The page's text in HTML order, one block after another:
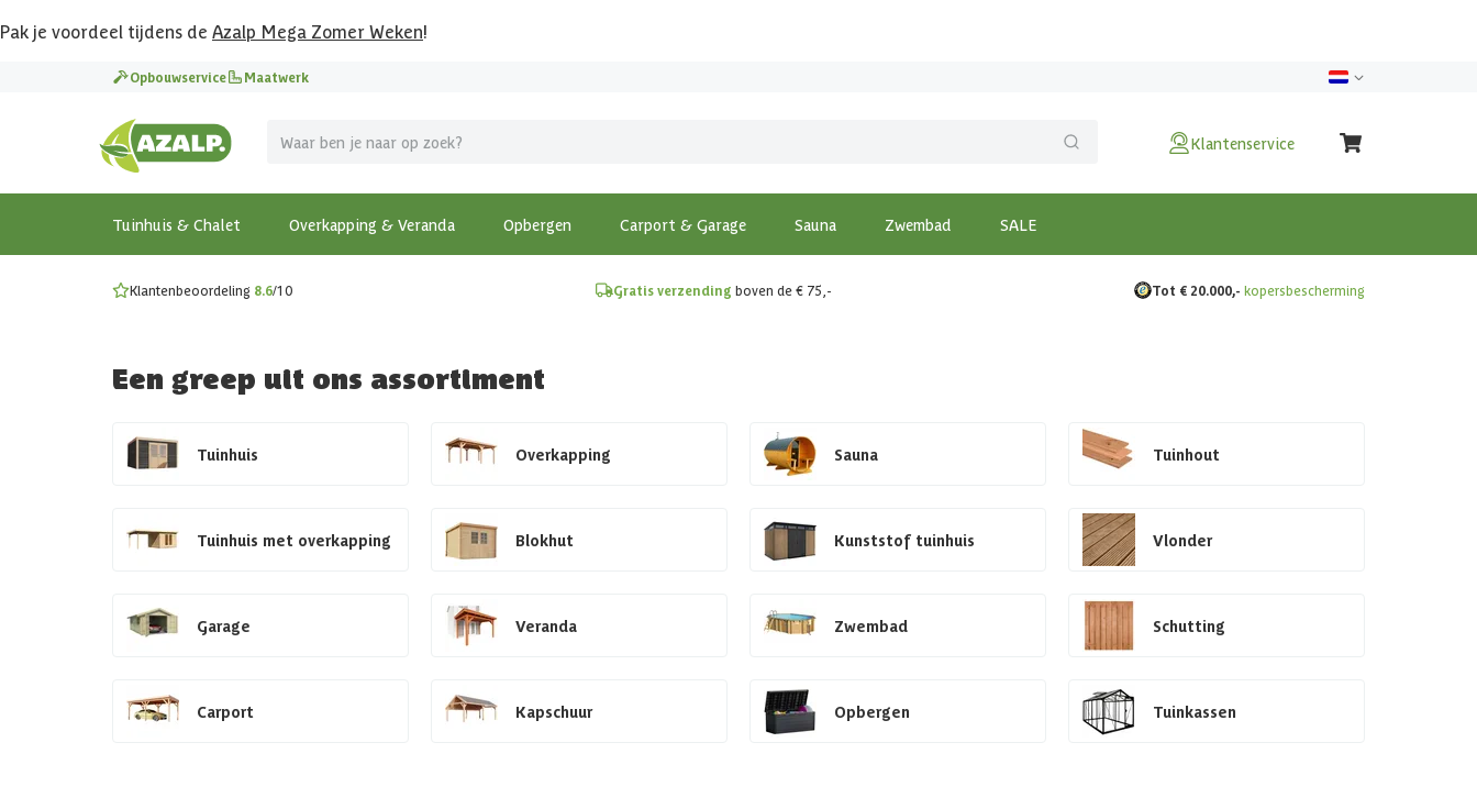
Pak je voordeel tijdens de Azalp Mega Zomer Weken!
Opbouwservice Maatwerk
Klantenservice
Tuinhuis & Chalet Overkapping & Veranda Opbergen Carport & Garage Sauna Zwembad SALE
Vier vakantie in je tuin
MEGA zomer kortingen op overkappingen en tuinhuizen!
Bekijk de actiemodellen
Gratis wandplankset
Ontdek onze metalen overkappingen
Klantenbeoordeling 8.6/10 Gratis verzending boven de € 75,- Tot € 20.000,- kopersbescherming
Een greep uit ons assortiment
Tuinhuis Overkapping Sauna Tuinhout
Tuinhuis met overkapping Blokhut Kunststof tuinhuis Vlonder
Garage Veranda Zwembad Schutting
Carport Kapschuur Opbergen Tuinkassen